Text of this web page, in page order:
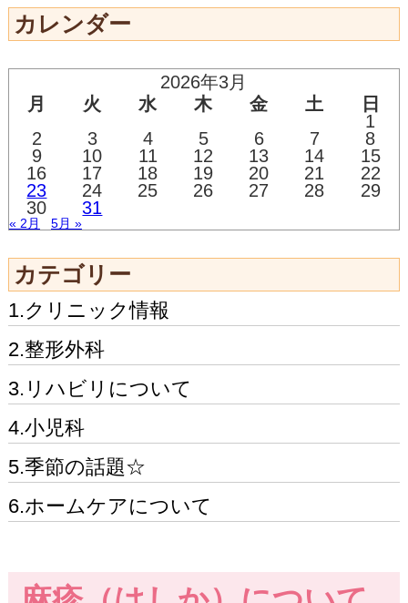
カレンダー
2026年3月
月
火 水 木 金 土
日
1
2
3 4 5 6 7
8
9
10 11 12 13 14
15
16
17 18 19 20 21
22
23
24 25 26 27 28
29
30
31
« 2月 5月 »
カテゴリー
1.クリニック情報
2.整形外科
3.リハビリについて
4.小児科
5.季節の話題☆
6.ホームケアについて